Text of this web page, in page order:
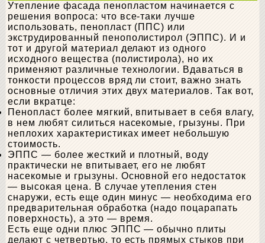
Утепление фасада пенопластом начинается с
решения вопроса: что все-таки лучше
использовать, пенопласт (ППС) или
экструдированный пенополистирол (ЭППС). И и
тот и другой материал делают из одного
исходного вещества (полистирола), но их
применяют различные технологии. Вдаваться в
тонкости процессов вряд ли стоит, важно знать
основные отличия этих двух материалов. Так вот,
если вкратце:
Пенопласт более мягкий, впитывает в себя влагу,
в нем любят силиться насекомые, грызуны. При
неплохих характеристиках имеет небольшую
стоимость.
ЭППС — более жесткий и плотный, воду
практически не впитывает, его не любят
насекомые и грызуны. Основной его недостаток
— высокая цена. В случае утепления стен
снаружи, есть еще один минус — необходима его
предварительная обработка (надо поцарапать
поверхность), а это — время.
Есть еще одни плюс ЭППС — обычно плиты
делают с четвертью, то есть прямых стыков при